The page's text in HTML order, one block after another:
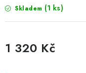
Skladem (1 ks)
1 320 Kč